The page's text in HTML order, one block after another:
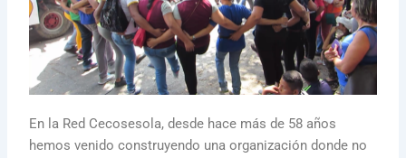
En la Red Cecosesola, desde hace más de 58 años
hemos venido construyendo una organización donde no